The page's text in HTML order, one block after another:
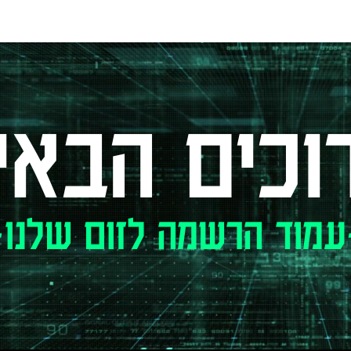
הרשמה לזום